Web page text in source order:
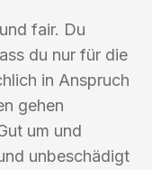
fair. Du
du nur für die
in Anspruch
gehen
um und
unbeschädigt